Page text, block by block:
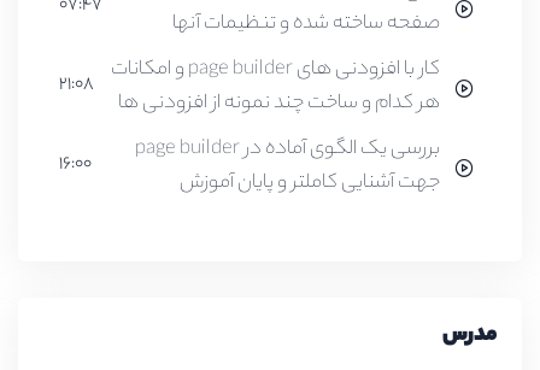
صفحه ساخته شده و تنظیمات آنها
07:47
کار با افزودنی های page builder و امکانات
هر کدام و ساخت چند نمونه از افزودنی ها
21:08
بررسی یک الگوی آماده در page builder
جهت آشنایی کاملتر و پایان آموزش
16:00
مدرس